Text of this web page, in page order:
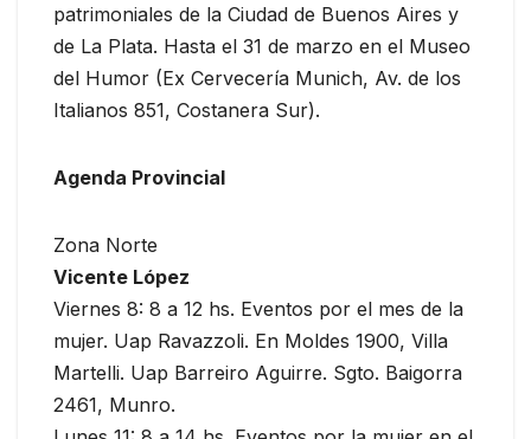
patrimoniales de la Ciudad de Buenos Aires y
de La Plata. Hasta el 31 de marzo en el Museo
del Humor (Ex Cervecería Munich, Av. de los
Italianos 851, Costanera Sur).
Agenda Provincial
Zona Norte
Vicente López
Viernes 8: 8 a 12 hs. Eventos por el mes de la
mujer. Uap Ravazzoli. En Moldes 1900, Villa
Martelli. Uap Barreiro Aguirre. Sgto. Baigorra
2461, Munro.